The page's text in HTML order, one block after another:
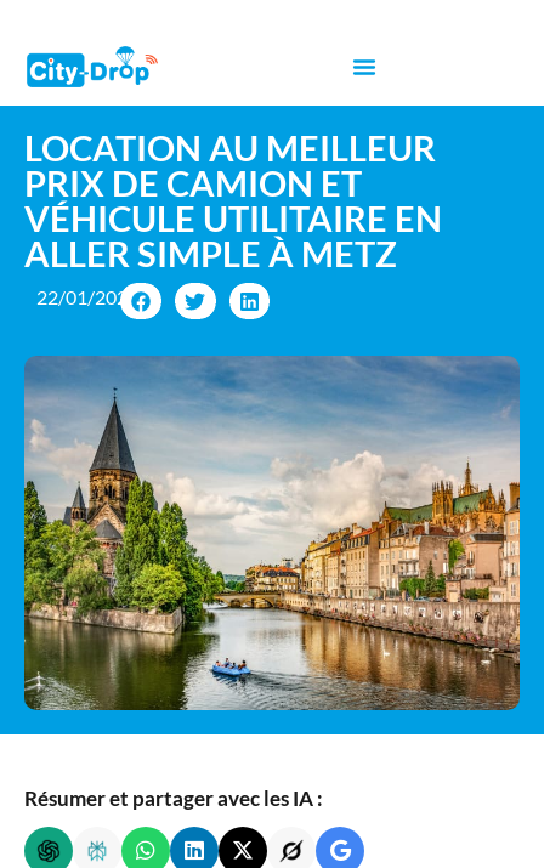
LOCATION AU MEILLEUR
PRIX DE CAMION ET
VÉHICULE UTILITAIRE EN
ALLER SIMPLE À METZ
22/01/2025
Résumer et partager avec les IA :